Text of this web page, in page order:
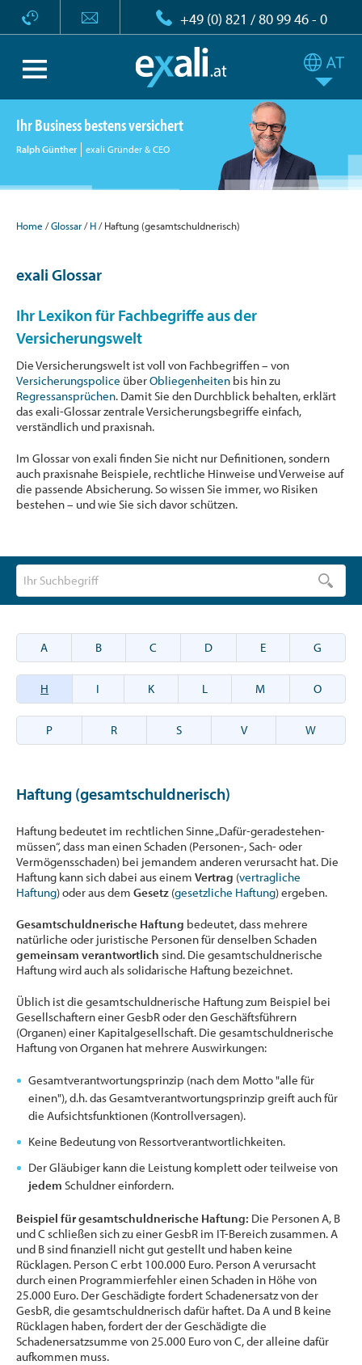
+49 (0) 821 / 80 99 46 - 0
Ihr Business bestens versichert
Ralph Günther exali Gründer & CEO
Home Glossar H Haftung (gesamtschuldnerisch)
exali Glossar
Ihr Lexikon für Fachbegriffe aus der
Versicherungswelt
Die Versicherungswelt ist voll von Fachbegriffen – von
Versicherungspolice überObliegenheiten bis hin zu
Regressansprüchen. Damit Sie den Durchblick behalten, erklärt
das exali-Glossar zentrale Versicherungsbegriffe einfach,
verständlich und praxisnah.
Im Glossar von exali finden Sie nicht nur Definitionen, sondern
auch praxisnahe Beispiele, rechtliche Hinweise und Verweise auf
die passende Absicherung. So wissen Sie immer, wo Risiken
bestehen – und wie Sie sich davor schützen.
A B C D E G
H I K L M O
P R S V W
Haftung (gesamtschuldnerisch)
Haftung bedeutet im rechtlichen Sinne „Dafür-geradestehen-
müssen“, dass man einen Schaden (Personen-, Sach- oder
Vermögensschaden) bei jemandem anderen verursacht hat. Die
Haftung kann sich dabei aus einem Vertrag (vertragliche
Haftung) oder aus dem Gesetz (gesetzliche Haftung) ergeben.
Gesamtschuldnerische Haftung bedeutet, dass mehrere
natürliche oder juristische Personen für denselben Schaden
gemeinsam verantwortlich sind. Die gesamtschuldnerische
Haftung wird auch als solidarische Haftung bezeichnet.
Üblich ist die gesamtschuldnerische Haftung zum Beispiel bei
Gesellschaftern einer GesbR oder den Geschäftsführern
(Organen) einer Kapitalgesellschaft. Die gesamtschuldnerische
Haftung von Organen hat mehrere Auswirkungen:
Gesamtverantwortungsprinzip (nach dem Motto "alle für
einen"), d.h. das Gesamtverantwortungsprinzip greift auch für
die Aufsichtsfunktionen (Kontrollversagen).
Keine Bedeutung von Ressortverantwortlichkeiten.
Der Gläubiger kann die Leistung komplett oder teilweise von
jedem Schuldner einfordern.
Beispiel für gesamtschuldnerische Haftung: Die Personen A, B
und C schließen sich zu einer GesbR im IT-Bereich zusammen. A
und B sind finanziell nicht gut gestellt und haben keine
Rücklagen. Person C erbt 100.000 Euro. Person A verursacht
durch einen Programmierfehler einen Schaden in Höhe von
25.000 Euro. Der Geschädigte fordert Schadenersatz von der
GesbR, die gesamtschuldnerisch dafür haftet. Da A und B keine
Rücklagen haben, fordert der der Geschädigte die
Schadenersatzsumme von 25.000 Euro von C, der alleine dafür
aufkommen muss.